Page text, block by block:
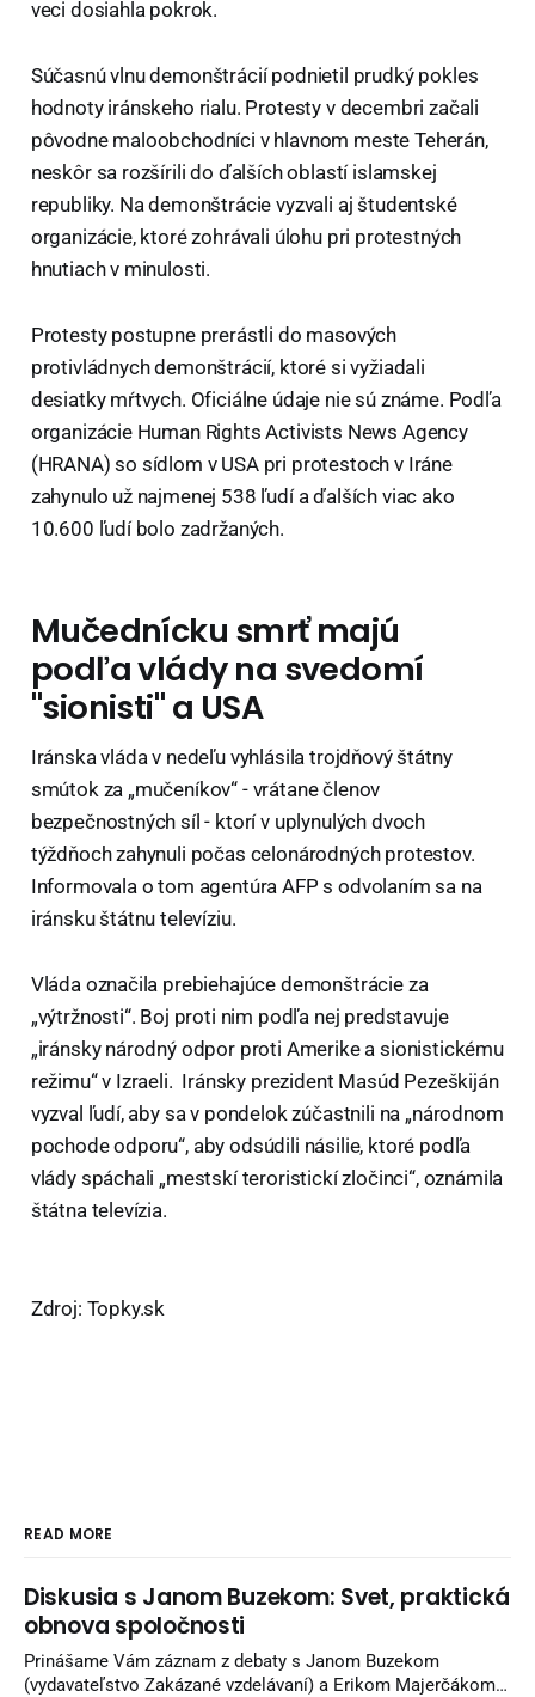
veci dosiahla pokrok.
Súčasnú vlnu demonštrácií podnietil prudký pokles
hodnoty iránskeho rialu. Protesty v decembri začali
pôvodne maloobchodníci v hlavnom meste Teherán,
neskôr sa rozšírili do ďalších oblastí islamskej
republiky. Na demonštrácie vyzvali aj študentské
organizácie, ktoré zohrávali úlohu pri protestných
hnutiach v minulosti.
Protesty postupne prerástli do masových
protivládnych demonštrácií, ktoré si vyžiadali
desiatky mŕtvych. Oficiálne údaje nie sú známe. Podľa
organizácie Human Rights Activists News Agency
(HRANA) so sídlom v USA pri protestoch v Iráne
zahynulo už najmenej 538 ľudí a ďalších viac ako
10.600 ľudí bolo zadržaných.
Mučednícku smrť majú
podľa vlády na svedomí
"sionisti" a USA
Iránska vláda v nedeľu vyhlásila trojdňový štátny
smútok za „mučeníkov“ - vrátane členov
bezpečnostných síl - ktorí v uplynulých dvoch
týždňoch zahynuli počas celonárodných protestov.
Informovala o tom agentúra AFP s odvolaním sa na
iránsku štátnu televíziu.
Vláda označila prebiehajúce demonštrácie za
„výtržnosti“. Boj proti nim podľa nej predstavuje
„iránsky národný odpor proti Amerike a sionistickému
režimu“ v Izraeli. Iránsky prezident Masúd Pezeškiján
vyzval ľudí, aby sa v pondelok zúčastnili na „národnom
pochode odporu“, aby odsúdili násilie, ktoré podľa
vlády spáchali „mestskí teroristickí zločinci“, oznámila
štátna televízia.
Zdroj: Topky.sk
READ MORE
Diskusia s Janom Buzekom: Svet, praktická
obnova spoločnosti
Prinášame Vám záznam z debaty s Janom Buzekom
(vydavateľstvo Zakázané vzdelávaní) a Erikom Majerčákom